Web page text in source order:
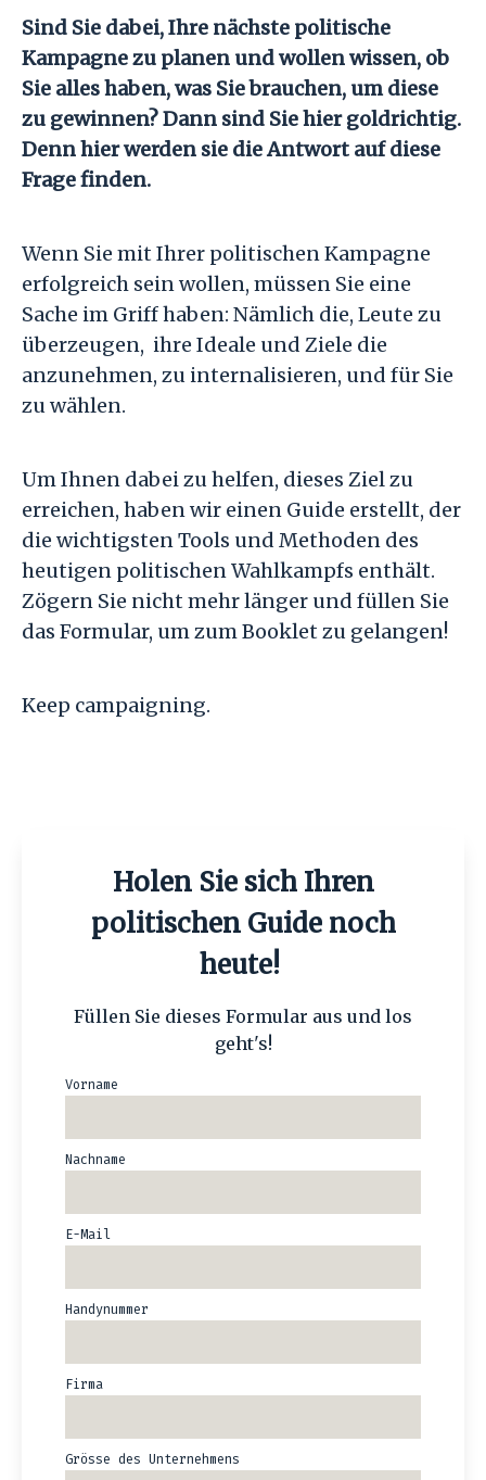
Sind Sie dabei, Ihre nächste politische
Kampagne zu planen und wollen wissen, ob
Sie alles haben, was Sie brauchen, um diese
zu gewinnen? Dann sind Sie hier goldrichtig.
Denn hier werden sie die Antwort auf diese
Frage finden.
Wenn Sie mit Ihrer politischen Kampagne
erfolgreich sein wollen, müssen Sie eine
Sache im Griff haben: Nämlich die, Leute zu
überzeugen, ihre Ideale und Ziele die
anzunehmen, zu internalisieren, und für Sie
zu wählen.
Um Ihnen dabei zu helfen, dieses Ziel zu
erreichen, haben wir einen Guide erstellt, der
die wichtigsten Tools und Methoden des
heutigen politischen Wahlkampfs enthält.
Zögern Sie nicht mehr länger und füllen Sie
das Formular, um zum Booklet zu gelangen!
Keep campaigning.
Holen Sie sich Ihren
politischen Guide noch
heute!
Füllen Sie dieses Formular aus und los
geht's!
Vorname
Nachname
E-Mail
Handynummer
Firma
Grösse des Unternehmens